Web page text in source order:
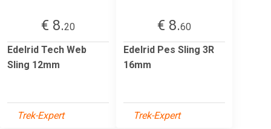
€ 8.20
Edelrid Tech Web
Sling 12mm
Trek-Expert
€ 8.60
Edelrid Pes Sling 3R
16mm
Trek-Expert